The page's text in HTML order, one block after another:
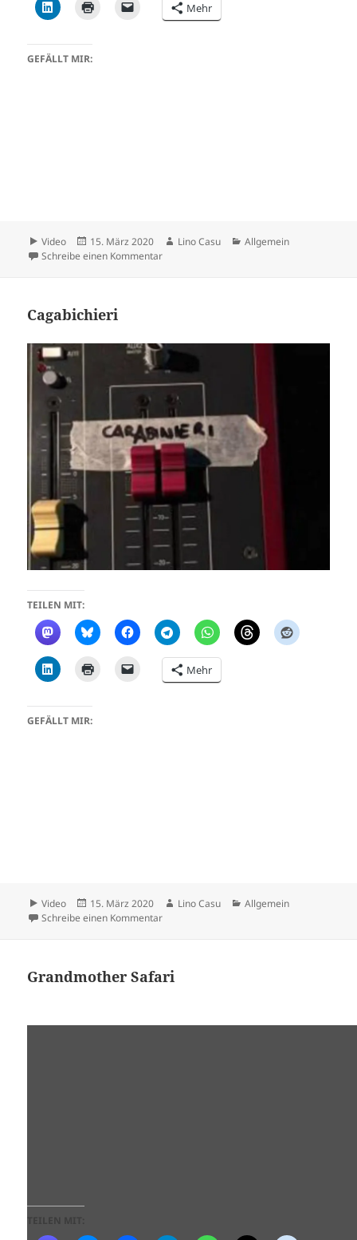
Mehr
GEFÄLLT MIR:
Format
Video
Veröffentlicht
am
15. März 2020 Autor
Lino Casu Kategorien
Allgemein
Schreibe einen Kommentarzu .
Cagabichieri
TEILEN MIT:
Mehr
GEFÄLLT MIR:
Format
Video
Veröffentlicht
am
15. März 2020 Autor
Lino Casu Kategorien
Allgemein
Schreibe einen Kommentarzu Cagabichieri
Grandmother Safari